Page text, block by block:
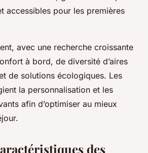
accessibles pour les premières
avec une recherche croissante
à bord, de diversité d’aires
de solutions écologiques. Les
la personnalisation et les
afin d’optimiser au mieux
des